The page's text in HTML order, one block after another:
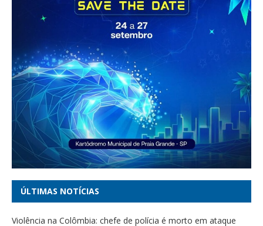
ÚLTIMAS NOTÍCIAS
Violência na Colômbia: chefe de polícia é morto em ataque